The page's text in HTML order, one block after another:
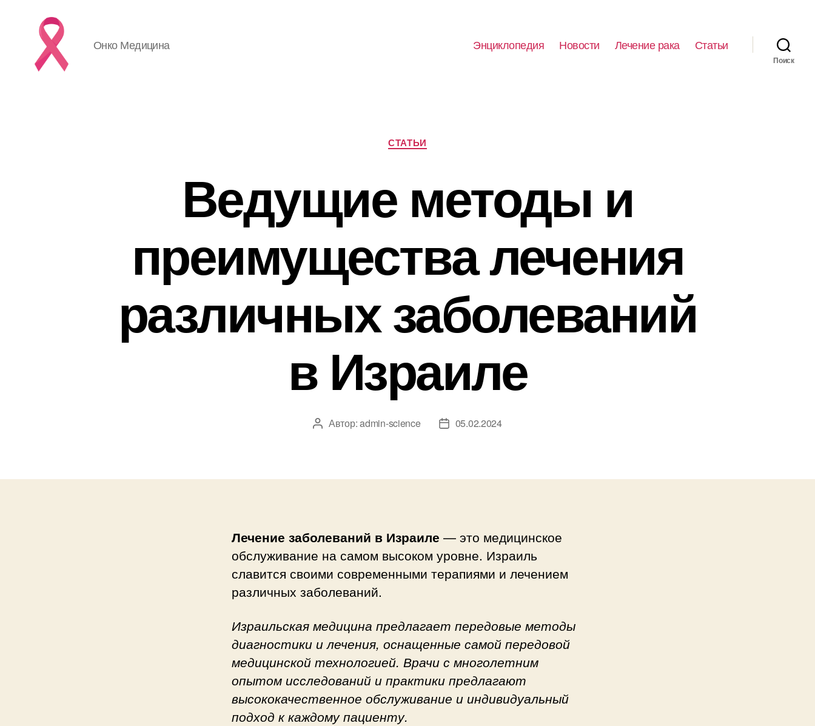
Онко Медицина Энциклопедия Новости Лечение рака Статьи
Поиск
Рубрики
СТАТЬИ
Ведущие методы и
преимущества лечения
различных заболеваний
в Израиле
Автор
Автор:admin-science
Дата05.02.2024
Лечение заболеваний в Израиле — это медицинское
обслуживание на самом высоком уровне. Израиль
славится своими современными терапиями и лечением
различных заболеваний.
Израильская медицина предлагает передовые методы
диагностики и лечения, оснащенные самой передовой
медицинской технологией. Врачи с многолетним
опытом исследований и практики предлагают
высококачественное обслуживание и индивидуальный
подход к каждому пациенту.